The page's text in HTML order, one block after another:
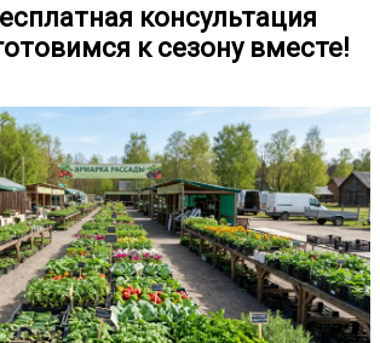
консультация
к сезону вместе!